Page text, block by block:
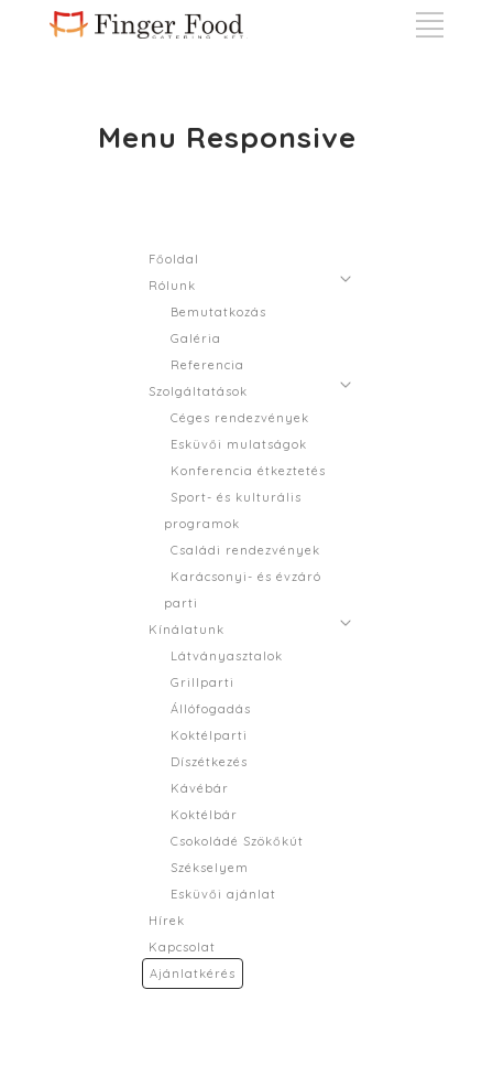
Menu Responsive
Főoldal
Rólunk
Bemutatkozás
Galéria
Referencia
Szolgáltatások
Céges rendezvények
Esküvői mulatságok
Konferencia étkeztetés
Sport- és kulturális
programok
Családi rendezvények
Karácsonyi- és évzáró
parti
Kínálatunk
Látványasztalok
Grillparti
Állófogadás
Koktélparti
Díszétkezés
Kávébár
Koktélbár
Csokoládé Szökőkút
Székselyem
Esküvői ajánlat
Hírek
Kapcsolat
Ajánlatkérés